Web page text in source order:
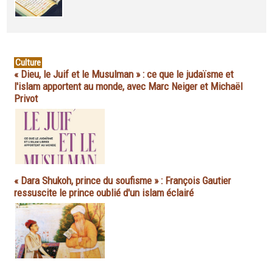
Culture
« Dieu, le Juif et le Musulman » : ce que le judaïsme et
l'islam apportent au monde, avec Marc Neiger et Michaël
Privot
« Dara Shukoh, prince du soufisme » : François Gautier
ressuscite le prince oublié d'un islam éclairé